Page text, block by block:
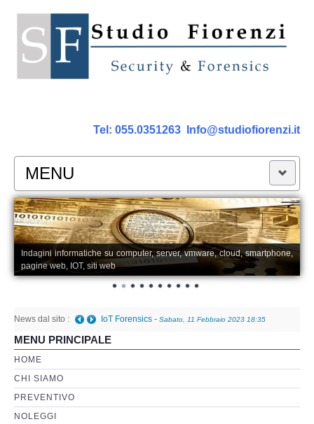
Tel: 055.0351263 Info@studiofiorenzi.it
MENU
PERIZIE
Perizia Computer
Perizia Smartphone Tablet,Cell.
Perizia Rete dati
Perizia Basi di Dati
Perizia Immagini e Video
Perzia su Software/Programmi
Indagini informatiche su computer, server, vmware, cloud, smartphone,
pagine web, IOT, siti web
News dal sito : IoT Forensics - Sabato, 11 Febbraio 2023 18:35
MENU PRINCIPALE
HOME
CHI SIAMO
PREVENTIVO
NOLEGGI